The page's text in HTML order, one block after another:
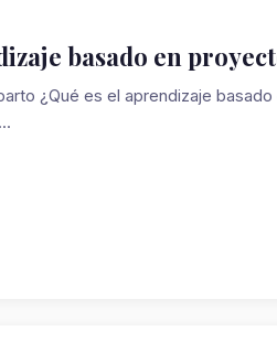
basado en
¿Qué es el aprendizaje